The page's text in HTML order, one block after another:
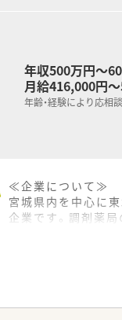
年収500万円～
月給416,000円
年齢・経験により応相談
≪企業について≫
宮城県内を中心に
企業です。調剤薬
社員教育について
若い優秀な人材を
境も整えています。